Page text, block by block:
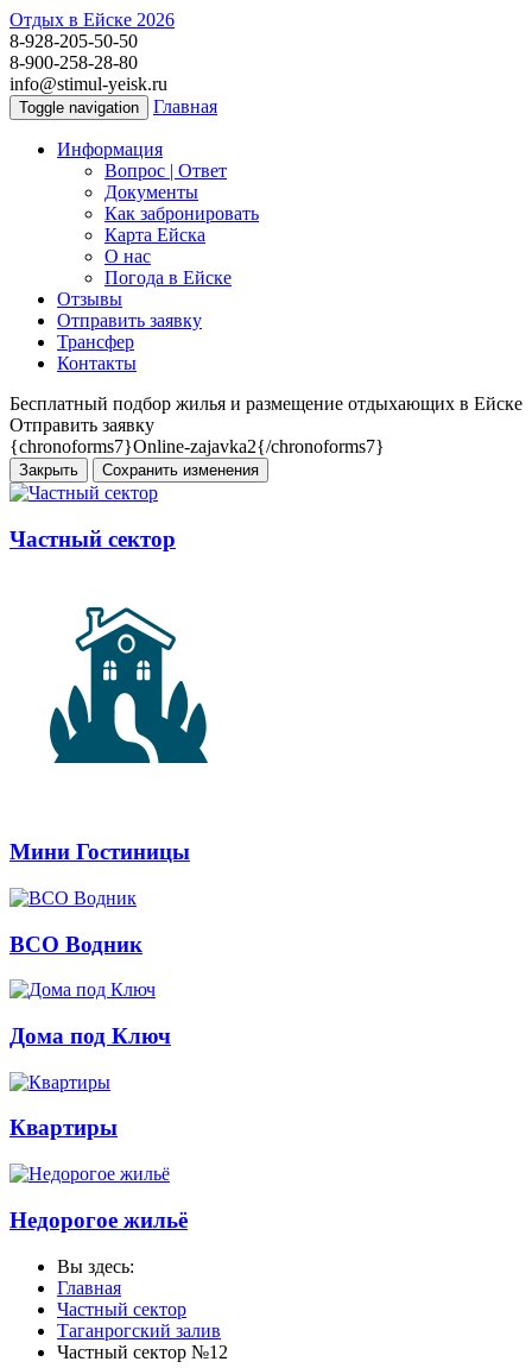
Отдых в Ейске 2026
8-928-205-50-50
8-900-258-28-80
info@stimul-yeisk.ru
Toggle navigation Главная
Информация
Вопрос | Ответ
Документы
Как забронировать
Карта Ейска
О наc
Погода в Ейске
Отзывы
Отправить заявку
Трансфер
Контакты
Бесплатный подбор жилья и размещение отдыхающих в Ейске
Отправить заявку
{chronoforms7}Online-zajavka2{/chronoforms7}
Закрыть Сохранить изменения
Частный сектор
Мини Гостиницы
ВСО Водник
Дома под Ключ
Квартиры
Недорогое жильё
Вы здесь:
Главная
Частный сектор
Таганрогский залив
Частный сектор №12